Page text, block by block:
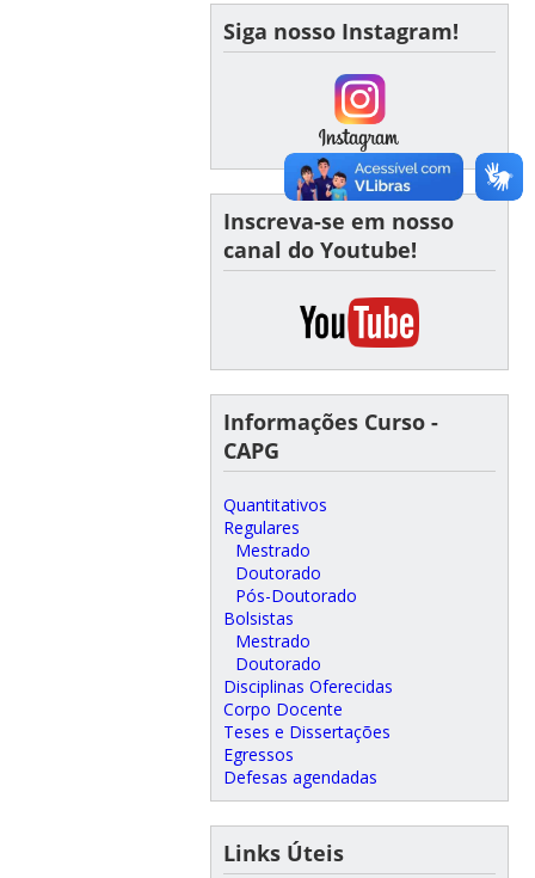
Siga nosso Instagram!
Inscreva-se em nosso
canal do Youtube!
Informações Curso -
CAPG
Quantitativos
Regulares
Mestrado
Doutorado
Pós-Doutorado
Bolsistas
Mestrado
Doutorado
Disciplinas Oferecidas
Corpo Docente
Teses e Dissertações
Egressos
Defesas agendadas
Links Úteis